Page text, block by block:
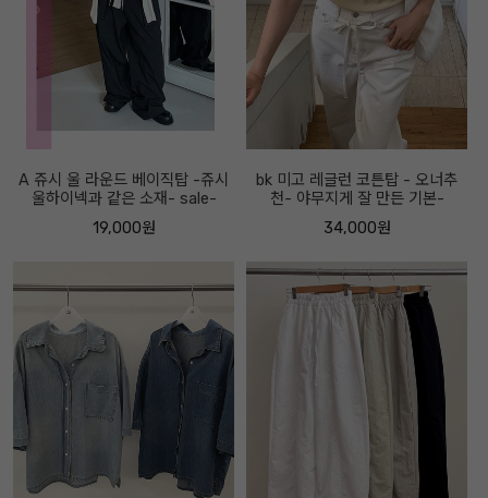
A 쥬시 울 라운드 베이직탑 -쥬시
울하이넥과 같은 소재- sale-
19,000원
bk 미고 레글런 코튼탑 - 오너추
천- 야무지게 잘 만든 기본-
34,000원